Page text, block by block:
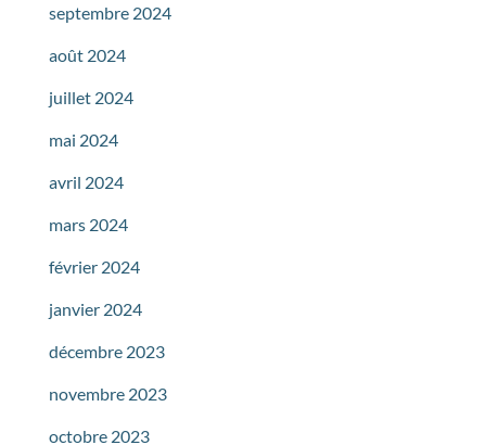
septembre 2024
août 2024
juillet 2024
mai 2024
avril 2024
mars 2024
février 2024
janvier 2024
décembre 2023
novembre 2023
octobre 2023